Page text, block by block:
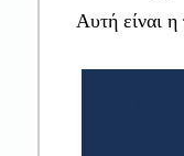
Αυτή είναι